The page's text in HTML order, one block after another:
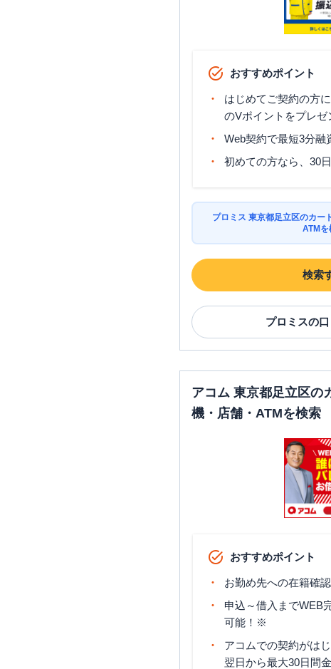
おすすめポイント
はじめてご契約の方
のVポイントをプレ
Web契約で最短3分
初めての方なら、30
プロミス 東京都足立区のカー
ATMを
検索
プロミスの
アコム 東京都足立区の
機・店舗・ATMを検索
おすすめポイント
お勤め先への在籍確
申込～借入までWEB
可能！※
アコムでの契約がは
翌日から最大30日間